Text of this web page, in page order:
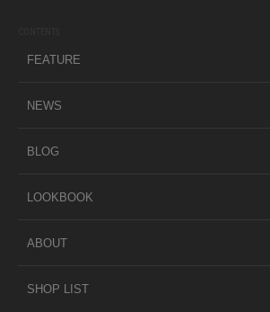
FEATURE
NEWS
BLOG
LOOKBOOK
ABOUT
SHOP LIST